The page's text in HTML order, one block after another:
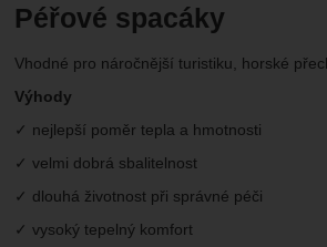
Péřové spacáky
Vhodné pro náročnější turistiku, horské
Výhody
✓ nejlepší poměr tepla a hmotnosti
✓ velmi dobrá sbalitelnost
✓ dlouhá životnost při správné péči
✓ vysoký tepelný komfort